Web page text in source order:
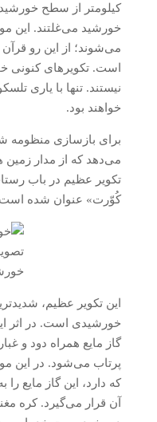
کیلومتر از سطح
خورشید می‌غلتند. این
می‌شوند؛ از این رو قرآن
است. تکویرهای کنونی
نیستند. تنها با یاری
خواهند بود.
برای بازسازی
می‌دهد که از مدار
تکویر عظیم در باب
کُوّرت» عنوان شده
این تکویر عظیم،
خورشیدی است. در اثر
گاز مایع همراه دود و
پرتاب می‌شود. در این
که دارد، این گاز مایع
آن قرار می‌گیرد. کره